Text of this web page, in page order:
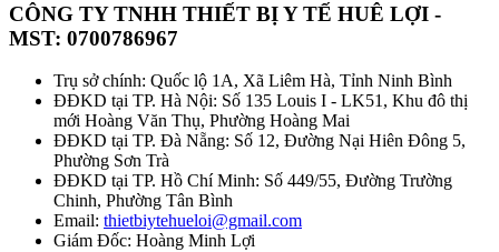
CÔNG TY TNHH THIẾT BỊ Y TẾ HUÊ LỢI -
MST: 0700786967
Trụ sở chính: Quốc lộ 1A, Xã Liêm Hà, Tỉnh Ninh Bình
ĐĐKD tại TP. Hà Nội: Số 135 Louis I - LK51, Khu đô thị
mới Hoàng Văn Thụ, Phường Hoàng Mai
ĐĐKD tại TP. Đà Nẵng: Số 12, Đường Nại Hiên Đông 5,
Phường Sơn Trà
ĐĐKD tại TP. Hồ Chí Minh: Số 449/55, Đường Trường
Chinh, Phường Tân Bình
Email: thietbiytehueloi@gmail.com
Giám Đốc: Hoàng Minh Lợi